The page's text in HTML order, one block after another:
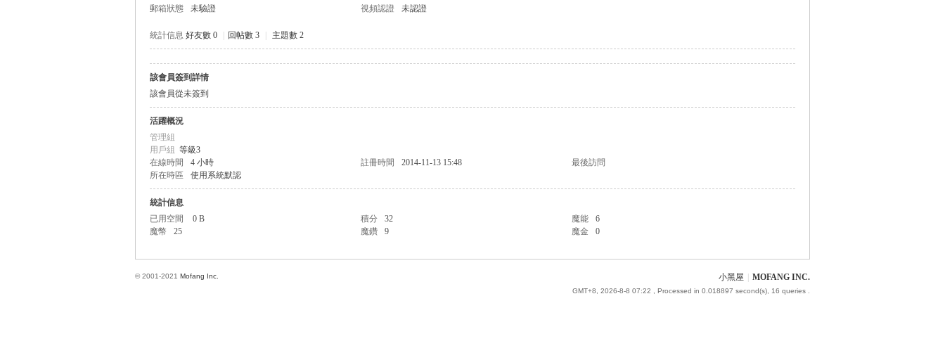
郵箱狀態
未驗證 視頻認證 未認證
統計信息 好友數 0 回帖數 3 主題數 2
該會員簽到詳情
該會員從未簽到
活躍概況
管理組
用戶組 等級3
在線時間
4 小時 註冊時間 2014-11-13 15:48
最後訪問
所在時區
使用系統默認
統計信息
已用空間
0 B 積分 32 魔能
6
魔幣
25 魔鑽 9 魔金 0
小黑屋 MOFANG INC.
GMT+8, 2026-8-8 07:22 , Processed in 0.018897 second(s), 16 queries .
© 2001-2021 Mofang Inc.